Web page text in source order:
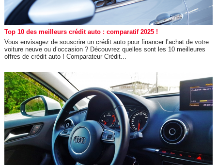
Top 10 des meilleurs crédit auto : comparatif 2025 !
Vous envisagez de souscrire un crédit auto pour financer l’achat de votre
voiture neuve ou d’occasion ? Découvrez quelles sont les 10 meilleures
offres de crédit auto ! Comparateur Crédit...